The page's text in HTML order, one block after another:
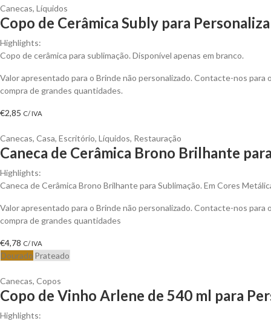
Canecas, Líquidos
Copo de Cerâmica Subly para
Highlights:
Copo de cerâmica para sublimação. Disponível apenas em branco.
Valor apresentado para o Brinde não personalizado. Contacte-nos para
compra de grandes quantidades.
€2,85 C/ IVA
Canecas, Casa, Escritório, Líquidos, Restauração
Caneca de Cerâmica Brono Brilhante
Highlights:
Caneca de Cerâmica Brono Brilhante para Sublimação. Em Cores
Valor apresentado para o Brinde não personalizado. Contacte-nos para
compra de grandes quantidades
€4,78 C/ IVA
Dourado Prateado
Canecas, Copos
Copo de Vinho Arlene de 540 ml para
Highlights: